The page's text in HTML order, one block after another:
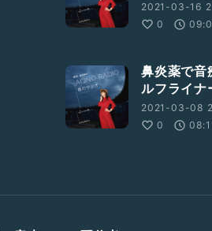
2021-03-16
0
鼻炎薬で音
ルフライナ
2021-03-08
0